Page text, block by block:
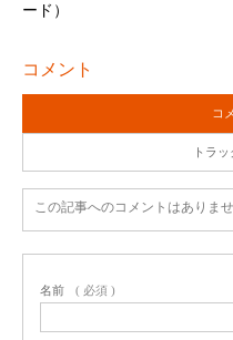
ード）
コメント
コ
トラ
この記事へのコメントはありませ
名前 ( 必須 )